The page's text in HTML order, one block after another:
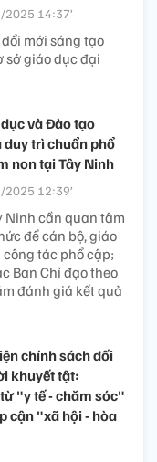
14:37’
mới sáng tạo
sở giáo dục đại
và Đào tạo
duy trì chuẩn phổ
non tại Tây Ninh​
12:39’
Ninh cần quan tâm
để cán bộ, giáo
tác phổ cập;
Ban Chỉ đạo theo
đánh giá kết quả
chính sách đối
khuyết tật:
"y tế - chăm sóc"
cận "xã hội - hòa